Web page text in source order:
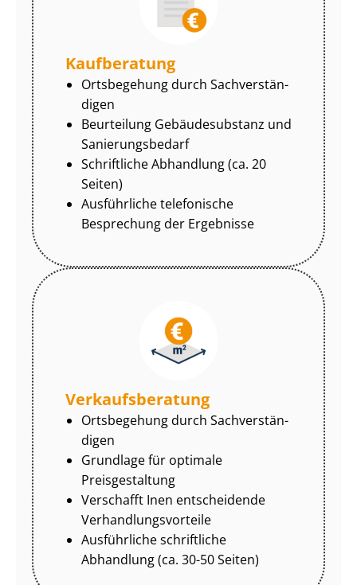
Kaufberatung
Ortsbegehung durch Sach­ver­stän­
di­gen
Beurteilung Gebäudesubstanz und
Sa­nie­rungs­be­darf
Schriftliche Abhandlung (ca. 20
Seiten)
Ausführliche telefonische
Besprechung der Ergebnisse
Ver­kaufs­be­ra­tung
Ortsbegehung durch Sach­ver­stän­
di­gen
Grundlage für optimale
Preisgestaltung
Verschafft Inen entscheidende
Ver­hand­lungs­vor­tei­le
Ausführliche schriftliche
Abhandlung (ca. 30-50 Seiten)